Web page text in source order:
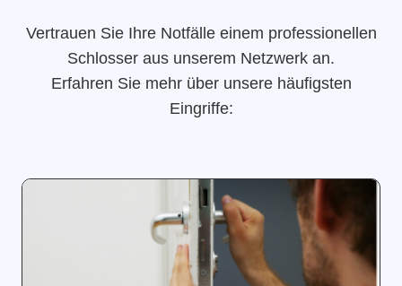
Vertrauen Sie Ihre Notfälle einem professionellen
Schlosser aus unserem Netzwerk an.
Erfahren Sie mehr über unsere häufigsten
Eingriffe: